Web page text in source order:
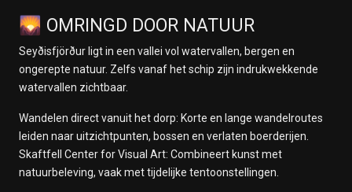
🌄 OMRINGD DOOR NATUUR
Seyðisfjörður ligt in een vallei vol watervallen, bergen en
ongerepte natuur. Zelfs vanaf het schip zijn indrukwekkende
watervallen zichtbaar.
Wandelen direct vanuit het dorp: Korte en lange wandelroutes
leiden naar uitzichtpunten, bossen en verlaten boerderijen.
Skaftfell Center for Visual Art: Combineert kunst met
natuurbeleving, vaak met tijdelijke tentoonstellingen.